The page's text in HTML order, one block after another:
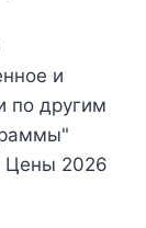
и
по другим
Цены 2026